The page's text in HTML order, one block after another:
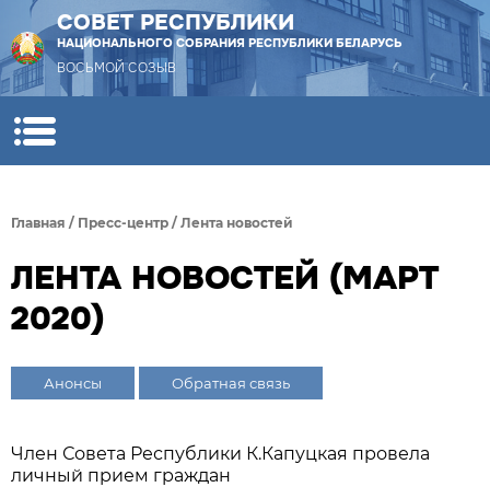
СОВЕТ РЕСПУБЛИКИ
НАЦИОНАЛЬНОГО СОБРАНИЯ РЕСПУБЛИКИ БЕЛАРУСЬ
ВОСЬМОЙ СОЗЫВ
Главная / Пресс-центр / Лента новостей
ЛЕНТА НОВОСТЕЙ (МАРТ
2020)
Анонсы Обратная связь
Член Совета Республики К.Капуцкая провела
личный прием граждан